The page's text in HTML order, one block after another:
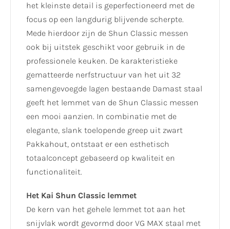
het kleinste detail is geperfectioneerd met de
focus op een langdurig blijvende scherpte.
Mede hierdoor zijn de Shun Classic messen
ook bij uitstek geschikt voor gebruik in de
professionele keuken. De karakteristieke
gematteerde nerfstructuur van het uit 32
samengevoegde lagen bestaande Damast staal
geeft het lemmet van de Shun Classic messen
een mooi aanzien. In combinatie met de
elegante, slank toelopende greep uit zwart
Pakkahout, ontstaat er een esthetisch
totaalconcept gebaseerd op kwaliteit en
functionaliteit.
Het Kai Shun Classic lemmet
De kern van het gehele lemmet tot aan het
snijvlak wordt gevormd door VG MAX staal met